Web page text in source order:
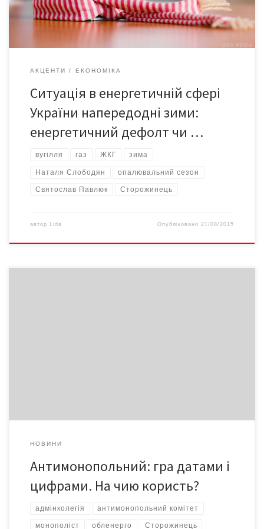
Святослав ПАВЛЮК, розповідаючи про […]
АКЦЕНТИ ЕКОНОМІКА
Ситуація в енергетичній сфері
України напередодні зими:
енергетичний дефолт чи …
вугілля газ ЖКГ зима
Наталя Слободян опалювальний сезон
Святослав Павлюк Сторожинець
автор Lida Опубліковано21/08/2015
НОВИНИ
Антимонопольний: гра датами і
цифрами. На чию користь?
адмінколегія антимонопольний комітет
монополіст обленерго Сторожинець